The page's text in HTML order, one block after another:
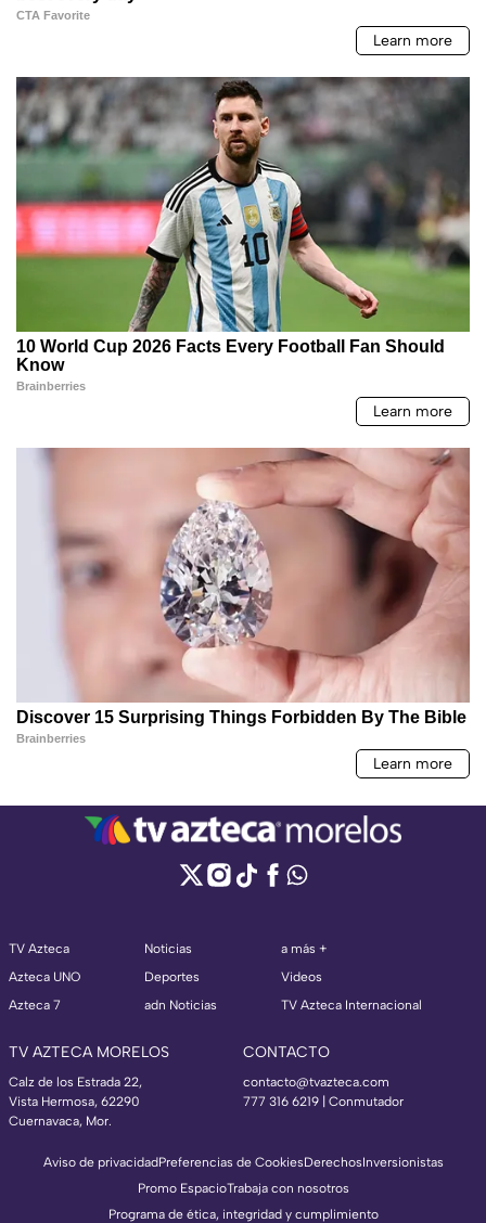
TV Azteca
Azteca UNO
Azteca 7
Noticias
Deportes
adn Noticias
a más +
Videos
TV Azteca Internacional
TV AZTECA MORELOS
Calz de los Estrada 22,
Vista Hermosa, 62290
Cuernavaca, Mor.
CONTACTO
contacto@tvazteca.com
777 316 6219 | Conmutador
Aviso de privacidadPreferencias de CookiesDerechosInversionistas
Promo EspacioTrabaja con nosotros
Programa de ética, integridad y cumplimiento